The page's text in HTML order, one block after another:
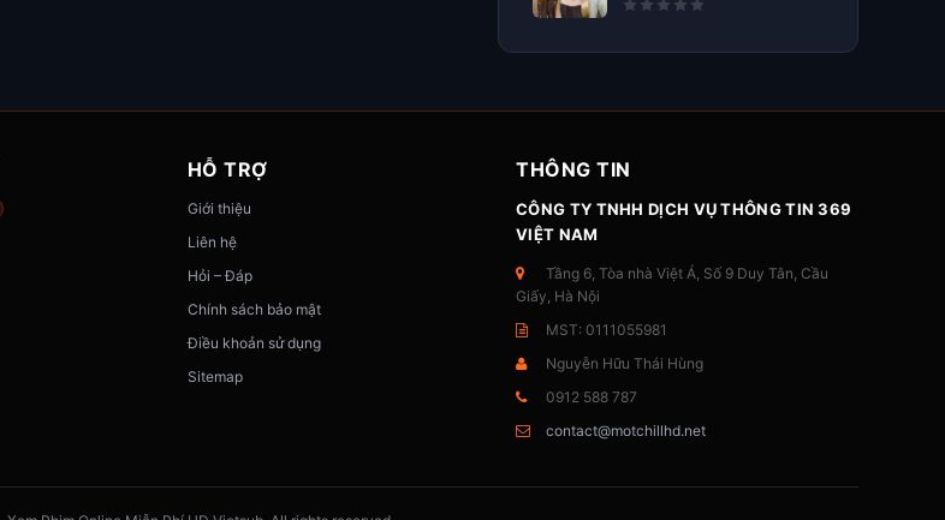
HỖ TRỢ
Giới thiệu
Liên hệ
Hỏi – Đáp
Chính sách bảo mật
Điều khoản sử dụng
Sitemap
THÔNG TIN
CÔNG TY TNHH DỊCH VỤ THÔNG TIN 369
VIỆT NAM
Tầng 6, Tòa nhà Việt Á, Số 9 Duy Tân, Cầu
Giấy, Hà Nội
MST: 0111055981
Nguyễn Hữu Thái Hùng
0912 588 787
contact@motchillhd.net